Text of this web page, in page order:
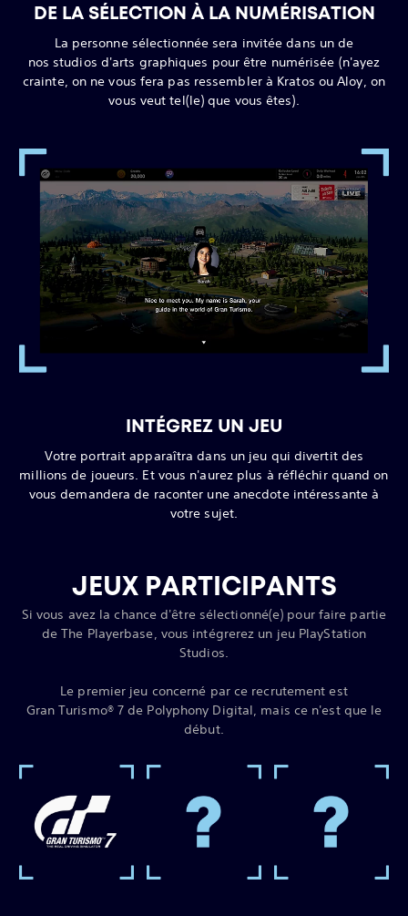
DE LA SÉLECTION À LA NUMÉRISATION
La personne sélectionnée sera invitée dans un de
nos studios d'arts graphiques pour être numérisée (n'ayez
crainte, on ne vous fera pas ressembler à Kratos ou Aloy, on
vous veut tel(le) que vous êtes).
INTÉGREZ UN JEU
Votre portrait apparaîtra dans un jeu qui divertit des
millions de joueurs. Et vous n'aurez plus à réfléchir quand on
vous demandera de raconter une anecdote intéressante à
votre sujet.
JEUX PARTICIPANTS
Si vous avez la chance d'être sélectionné(e) pour faire partie
de The Playerbase, vous intégrerez un jeu PlayStation
Studios.
Le premier jeu concerné par ce recrutement est
Gran Turismo® 7 de Polyphony Digital, mais ce n'est que le
début.